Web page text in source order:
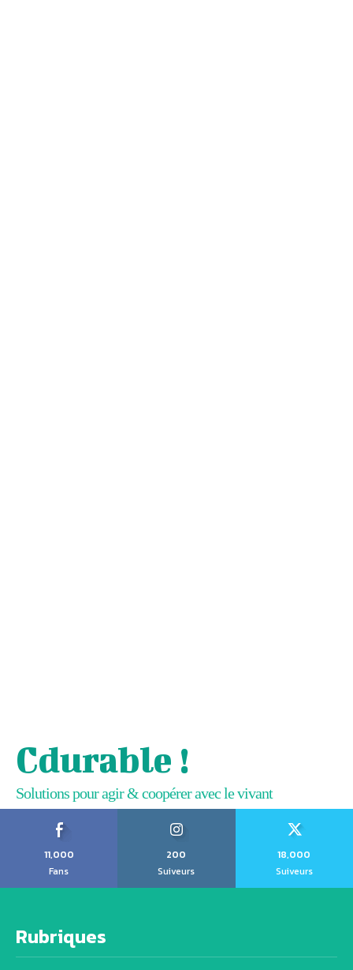
Cdurable !
Solutions pour agir & coopérer avec le vivant
11,000
Fans
200
Suiveurs
18,000
Suiveurs
Rubriques